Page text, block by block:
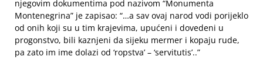
njegovim dokumentima pod nazivom “Monumenta
Montenegrina” je zapisao: “…a sav ovaj narod vodi porijeklo
od onih koji su u tim krajevima, upućeni i dovedeni u
progonstvo, bili kaznjeni da sijeku mermer i kopaju rude,
pa zato im ime dolazi od ‘ropstva’ – ‘servitutis’..”